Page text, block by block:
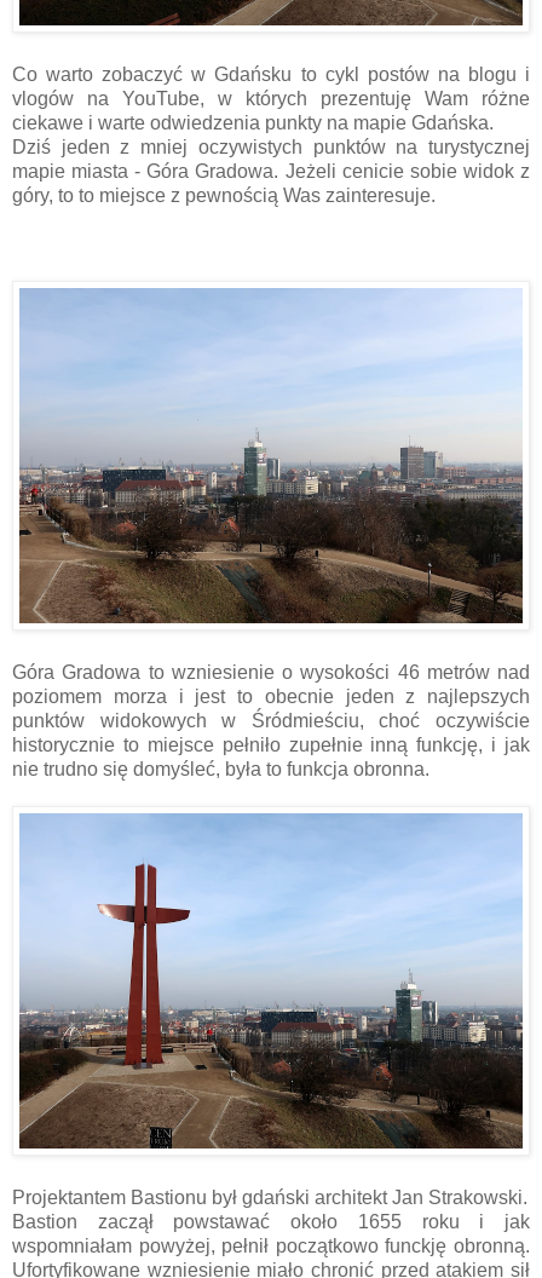
Co warto zobaczyć w Gdańsku to cykl postów na blogu i
vlogów na YouTube, w których prezentuję Wam różne
ciekawe i warte odwiedzenia punkty na mapie Gdańska.
Dziś jeden z mniej oczywistych punktów na turystycznej
mapie miasta - Góra Gradowa. Jeżeli cenicie sobie widok z
góry, to to miejsce z pewnością Was zainteresuje.
Góra Gradowa to wzniesienie o wysokości 46 metrów nad
poziomem morza i jest to obecnie jeden z najlepszych
punktów widokowych w Śródmieściu, choć oczywiście
historycznie to miejsce pełniło zupełnie inną funkcję, i jak
nie trudno się domyśleć, była to funkcja obronna.
Projektantem Bastionu był gdański architekt Jan Strakowski.
Bastion zaczął powstawać około 1655 roku i jak
wspomniałam powyżej, pełnił początkowo funckję obronną.
Ufortyfikowane wzniesienie miało chronić przed atakiem sił